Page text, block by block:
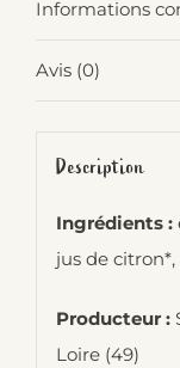
et
Mousse
Informations
Avis (0)
Description
Ingrédients :
jus de
Producteur :
Loire (49)